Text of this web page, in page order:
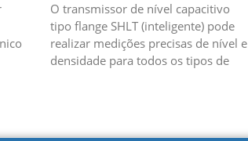
O transmissor de nível capacitivo
tipo flange SHLT (inteligente) pode
realizar medições precisas de nível e
densidade para todos os tipos de